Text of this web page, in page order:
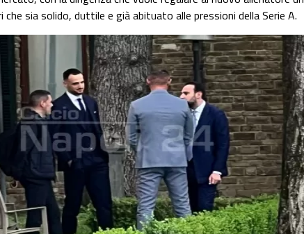
sia solido, duttile e già abituato alle pressioni della Serie A.